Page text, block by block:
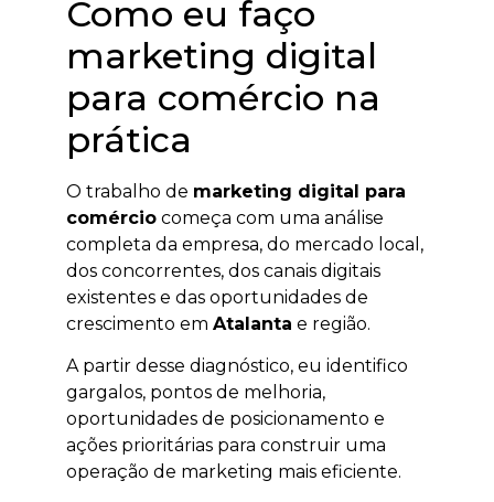
Como eu faço
marketing digital
para comércio na
prática
O trabalho de marketing digital para
comércio começa com uma análise
completa da empresa, do mercado local,
dos concorrentes, dos canais digitais
existentes e das oportunidades de
crescimento em Atalanta e região.
A partir desse diagnóstico, eu identifico
gargalos, pontos de melhoria,
oportunidades de posicionamento e
ações prioritárias para construir uma
operação de marketing mais eficiente.